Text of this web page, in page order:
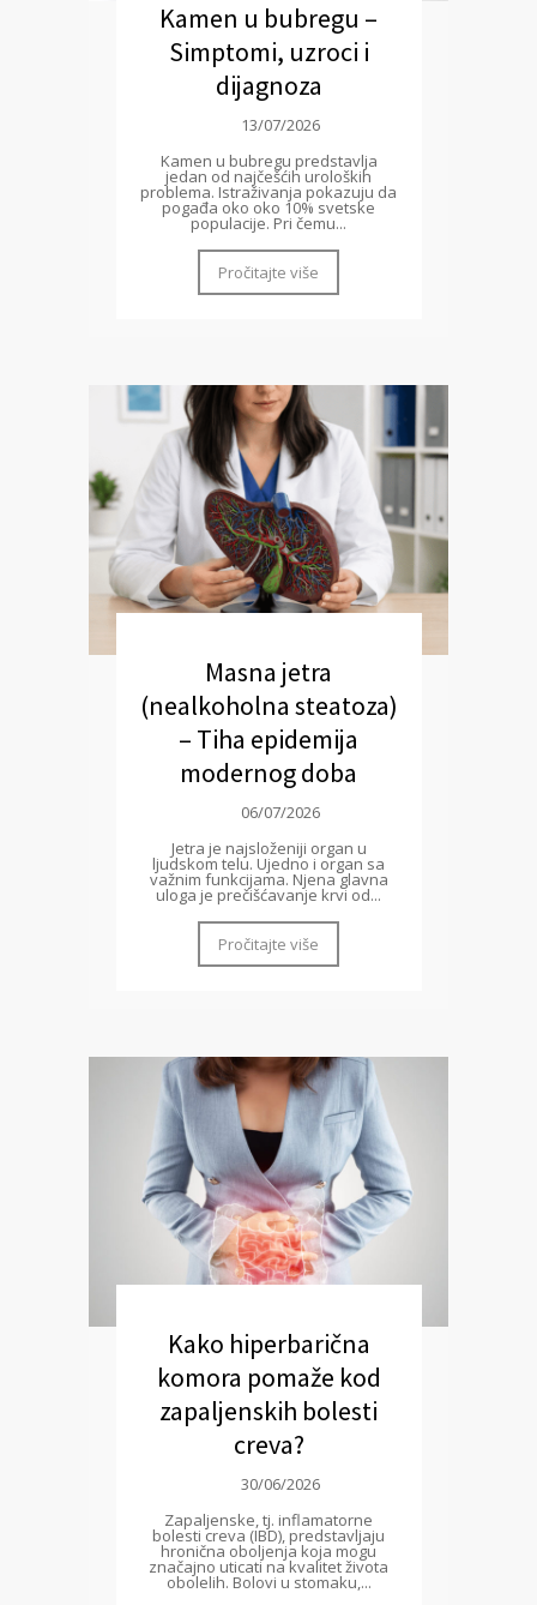
Kamen u bubregu –
Simptomi, uzroci i
dijagnoza
13/07/2026
Kamen u bubregu predstavlja
jedan od najčešćih uroloških
problema. Istraživanja pokazuju da
pogađa oko oko 10% svetske
populacije. Pri čemu...
Pročitajte više
Masna jetra
(nealkoholna steatoza)
– Tiha epidemija
modernog doba
06/07/2026
Jetra je najsloženiji organ u
ljudskom telu. Ujedno i organ sa
važnim funkcijama. Njena glavna
uloga je prečišćavanje krvi od...
Pročitajte više
Kako hiperbarična
komora pomaže kod
zapaljenskih bolesti
creva?
30/06/2026
Zapaljenske, tj. inflamatorne
bolesti creva (IBD), predstavljaju
hronična oboljenja koja mogu
značajno uticati na kvalitet života
obolelih. Bolovi u stomaku,...